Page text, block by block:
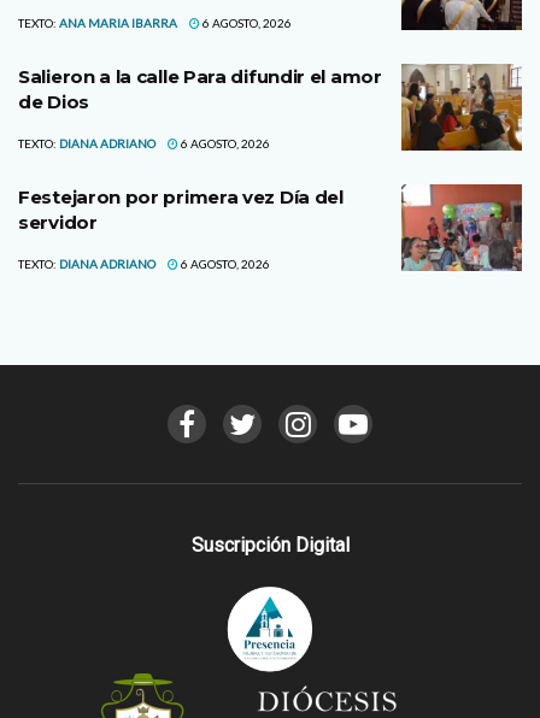
TEXTO: ANA MARIA IBARRA 6 AGOSTO, 2026
Salieron a la calle Para difundir el amor
de Dios
TEXTO: DIANA ADRIANO 6 AGOSTO, 2026
Festejaron por primera vez Día del
servidor
TEXTO: DIANA ADRIANO 6 AGOSTO, 2026
Suscripción Digital